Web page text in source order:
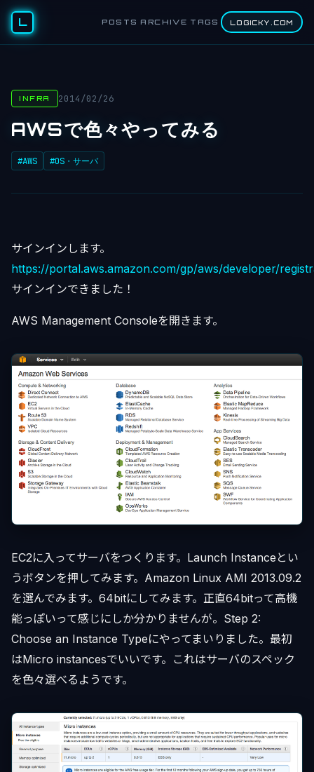
L POSTS ARCHIVE TAGS LOGICKY.COM
INFRA 2014/02/26
AWSで色々やってみる
#AWS #OS・サーバ
サインインします。
https://portal.aws.amazon.com/gp/aws/developer/
サインインできました！
AWS Management Consoleを開きます。
EC2に入ってサーバをつくります。Launch Instanceとい
うボタンを押してみます。Amazon Linux AMI 2013.09.2
を選んでみます。64bitにしてみます。正直64bitって高機
能っぽいって感じにしか分かりませんが。Step 2:
Choose an Instance Typeにやってまいりました。最初
はMicro instancesでいいです。これはサーバのスペック
を色々選べるようです。